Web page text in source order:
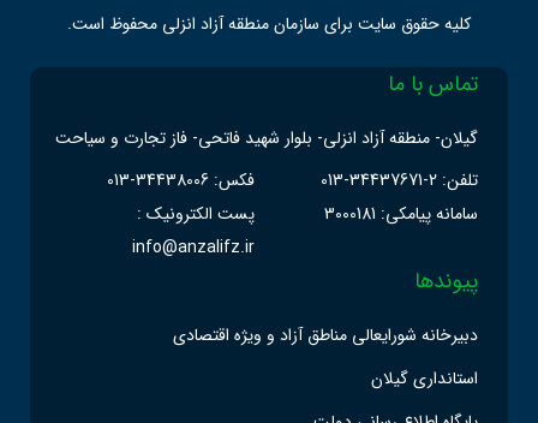
کلیه حقوق سایت برای سازمان منطقه آزاد انزلی محفوظ است.
تماس با ما
گیلان- منطقه آزاد انزلی- بلوار شهید فاتحی- فاز تجارت و سیاحت
تلفن: 2-34437671-013
فکس: 34438006-013
سامانه پیامکی: 3000181
پست الکترونیک :
info@anzalifz.ir
پیوندها
دبیرخانه شورایعالی مناطق آزاد و ویژه اقتصادی
استانداری گیلان